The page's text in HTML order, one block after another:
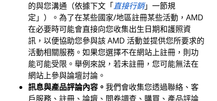
的與您溝通（依據下文「直接行銷」一節規
定」）。為了在某些國家/地區註冊某些活動，AMD
在必要時可能會直接向您收集出生日期和護照資
訊，以便協助您參與該 AMD 活動並提供您所要求的
活動相關服務。如果您選擇不在網站上註冊，則功
能可能受限。舉例來說，若未註冊，您可能無法在
網站上參與論壇討論。
訊息與產品評論內容。 我們會收集您透過聯絡、客
戶服務、註冊、論壇、問卷調查、購買、產品評論